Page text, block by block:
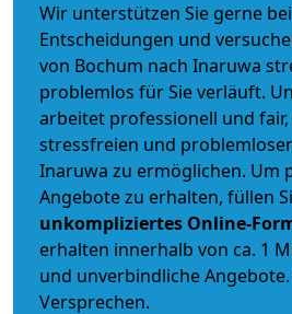
Wir unterstützen Sie gerne
Entscheidungen und
von Bochum nach Inaruwa
problemlos für Sie verläuft.
arbeitet professionell und fair
stressfreien und
Inaruwa zu ermöglichen. Um
Angebote zu erhalten, füllen
unkompliziertes Online-
erhalten innerhalb von ca. 1
und unverbindliche
Versprechen.